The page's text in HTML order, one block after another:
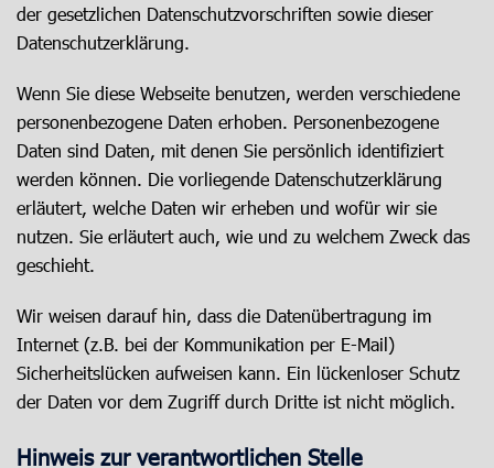
der gesetzlichen Datenschutzvorschriften sowie dieser
Datenschutzerklärung.
Wenn Sie diese Webseite benutzen, werden verschiedene
personenbezogene Daten erhoben. Personenbezogene
Daten sind Daten, mit denen Sie persönlich identifiziert
werden können. Die vorliegende Datenschutzerklärung
erläutert, welche Daten wir erheben und wofür wir sie
nutzen. Sie erläutert auch, wie und zu welchem Zweck das
geschieht.
Wir weisen darauf hin, dass die Datenübertragung im
Internet (z.B. bei der Kommunikation per E-Mail)
Sicherheitslücken aufweisen kann. Ein lückenloser Schutz
der Daten vor dem Zugriff durch Dritte ist nicht möglich.
Hinweis zur verantwortlichen Stelle